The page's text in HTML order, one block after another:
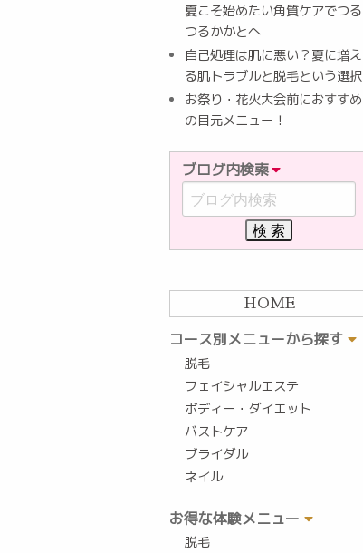
夏こそ始めたい角質ケアでつる
つるかかとへ
自己処理は肌に悪い？夏に増え
る肌トラブルと脱毛という選択
お祭り・花火大会前におすすめ
の目元メニュー！
ブログ内検索
HOME
コース別メニューから探す
脱毛
フェイシャルエステ
ボディー・ダイエット
バストケア
ブライダル
ネイル
お得な体験メニュー
脱毛